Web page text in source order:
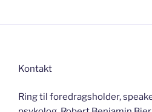
Kontakt
Ring til foredragsholder,